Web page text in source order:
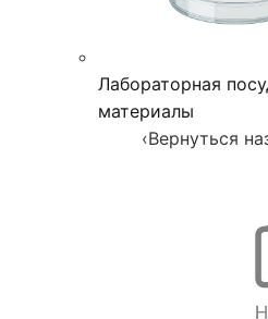
Лабораторная
материалы
‹Вернуться